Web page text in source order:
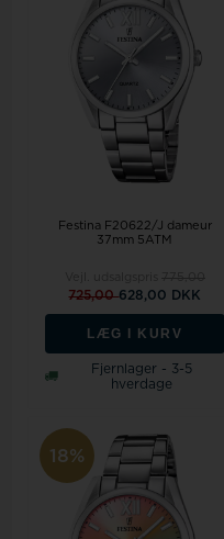
Festina F20622/J dameur
37mm 5ATM
725,00628,00 DKK
LÆG I KURV
Fjernlager - 3-5
hverdage
18%